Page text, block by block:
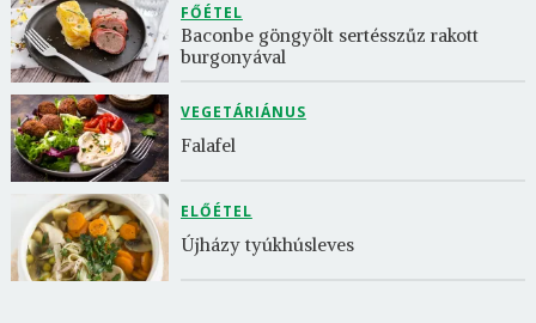
FŐÉTEL
Baconbe göngyölt sertésszűz rakott
burgonyával
VEGETÁRIÁNUS
Falafel
ELŐÉTEL
Újházy tyúkhúsleves